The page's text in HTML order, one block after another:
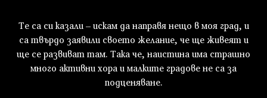
Те са си казали – искам да направя нещо в моя град, и
са твърдо заявили своето желание, че ще живеят и
ще се развиват там. Така че, наистина има страшно
много активни хора и малките градове не са за
подценяване.